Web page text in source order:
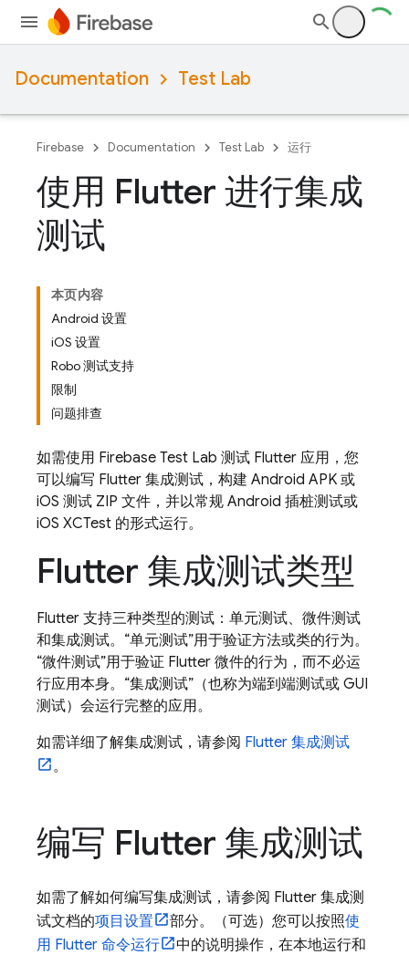
Documentation Test Lab
Firebase Documentation Test Lab 运行
使用 Flutter 进行集成
测试
本页内容
Android 设置
iOS 设置
Robo 测试支持
限制
问题排查
如需使用 Firebase Test Lab 测试 Flutter 应用，您
可以编写 Flutter 集成测试，构建 Android APK 或
iOS 测试 ZIP 文件，并以常规 Android 插桩测试或
iOS XCTest 的形式运行。
Flutter 集成测试类型
Flutter 支持三种类型的测试：单元测试、微件测试
和集成测试。“单元测试”用于验证方法或类的行为。
“微件测试”用于验证 Flutter 微件的行为，而不必运
行应用本身。“集成测试” （也称为端到端测试或 GUI
测试）会运行完整的应用。
如需详细了解集成测试，请参阅 Flutter 集成测试
。
编写 Flutter 集成测试
如需了解如何编写集成测试，请参阅 Flutter 集成测
试文档的项目设置 部分。（可选）您可以按照使
用 Flutter 命令运行
中的说明操作，在本地运行和